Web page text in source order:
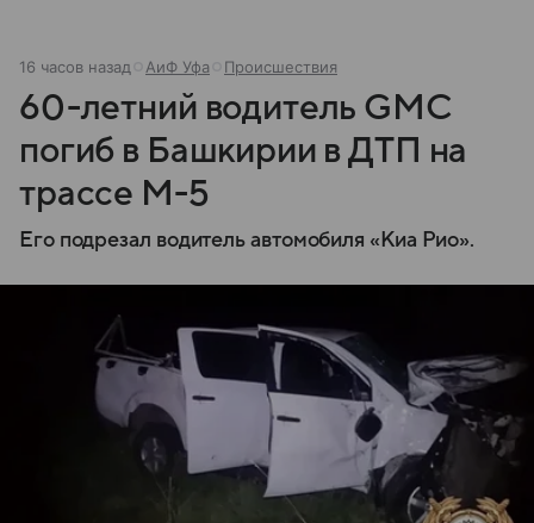
16 часов назад АиФ Уфа Происшествия
60-летний водитель GMC
погиб в Башкирии в ДТП на
трассе М-5
Его подрезал водитель автомобиля «Киа Рио».